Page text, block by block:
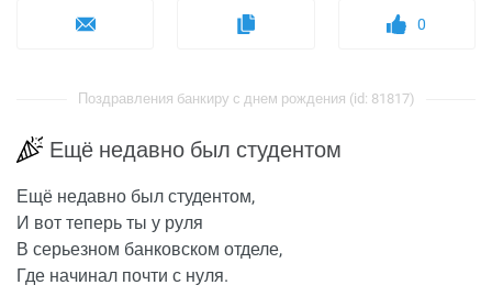
0
Поздравления банкиру с днем рождения (id: 81817)
Ещё недавно был студентом
Ещё недавно был студентом,
И вот теперь ты у руля
В серьезном банковском отделе,
Где начинал почти с нуля.